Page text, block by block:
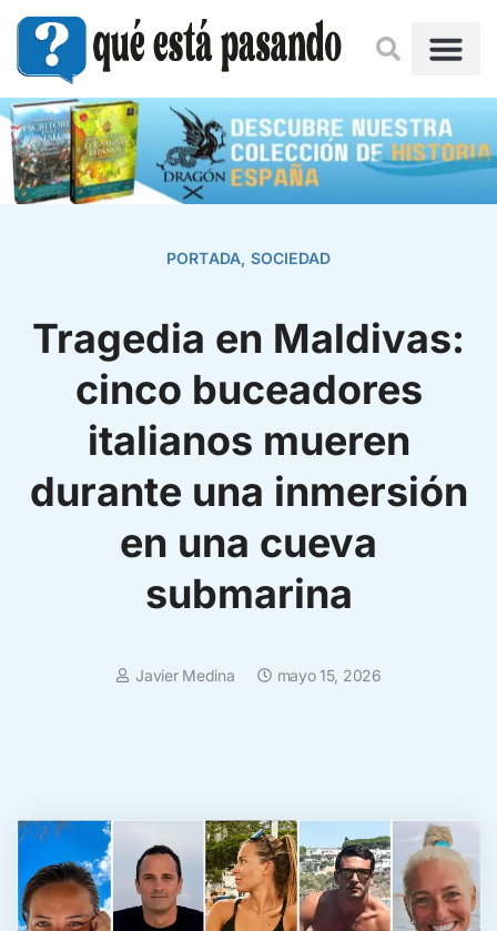
PORTADA, SOCIEDAD
Tragedia en Maldivas:
cinco buceadores
italianos mueren
durante una inmersión
en una cueva
submarina
Javier Medina mayo 15, 2026